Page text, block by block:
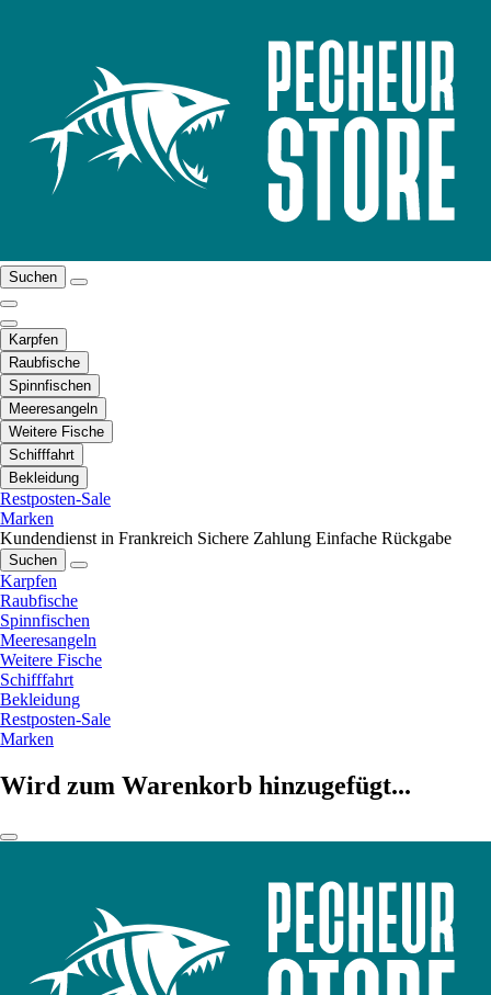
Suchen
Karpfen
Raubfische
Spinnfischen
Meeresangeln
Weitere Fische
Schifffahrt
Bekleidung
Restposten-Sale
Marken
Kundendienst in Frankreich Sichere Zahlung Einfache Rückgabe
Suchen
Karpfen
Raubfische
Spinnfischen
Meeresangeln
Weitere Fische
Schifffahrt
Bekleidung
Restposten-Sale
Marken
Wird zum Warenkorb hinzugefügt...